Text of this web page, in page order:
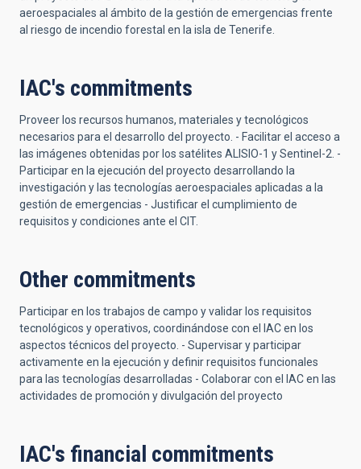
aeroespaciales al ámbito de la gestión de emergencias frente
al riesgo de incendio forestal en la isla de Tenerife.
IAC's commitments
Proveer los recursos humanos, materiales y tecnológicos
necesarios para el desarrollo del proyecto. - Facilitar el acceso a
las imágenes obtenidas por los satélites ALISIO-1 y Sentinel-2. -
Participar en la ejecución del proyecto desarrollando la
investigación y las tecnologías aeroespaciales aplicadas a la
gestión de emergencias - Justificar el cumplimiento de
requisitos y condiciones ante el CIT.
Other commitments
Participar en los trabajos de campo y validar los requisitos
tecnológicos y operativos, coordinándose con el IAC en los
aspectos técnicos del proyecto. - Supervisar y participar
activamente en la ejecución y definir requisitos funcionales
para las tecnologías desarrolladas - Colaborar con el IAC en las
actividades de promoción y divulgación del proyecto
IAC's financial commitments